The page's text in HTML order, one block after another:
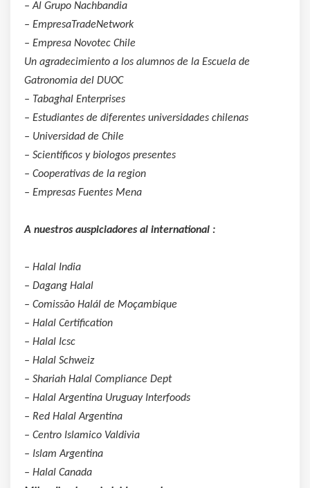
– Al Grupo Nachbandia
– EmpresaTradeNetwork
– Empresa Novotec Chile
Un agradecimiento a los alumnos de la Escuela de
Gatronomia del DUOC
– Tabaghal Enterprises
– Estudiantes de diferentes universidades chilenas
– Universidad de Chile
– Scientificos y biologos presentes
– Cooperativas de la region
– Empresas Fuentes Mena
A nuestros auspiciadores al international :
– Halal India
– Dagang Halal
– Comissão Halál de Moçambique
– Halal Certification
– Halal Icsc
– Halal Schweiz
– Shariah Halal Compliance Dept
– Halal Argentina Uruguay Interfoods
– Red Halal Argentina
– Centro Islamico Valdivia
– Islam Argentina
– Halal Canada